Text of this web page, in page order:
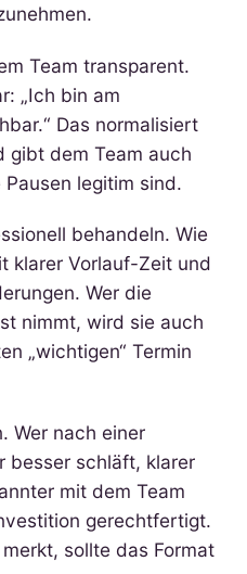
Team transparent.
„Ich bin am
Das normalisiert
gibt dem Team auch
legitim sind.
behandeln. Wie
klarer Vorlauf-Zeit und
Wer die
nimmt, wird sie auch
„wichtigen“ Termin
Wer nach einer
besser schläft, klarer
mit dem Team
gerechtfertigt.
sollte das Format